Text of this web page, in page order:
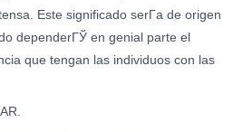
Este significado serГ­a de origen
dependerГЎ en genial parte el
que tengan las individuos con las